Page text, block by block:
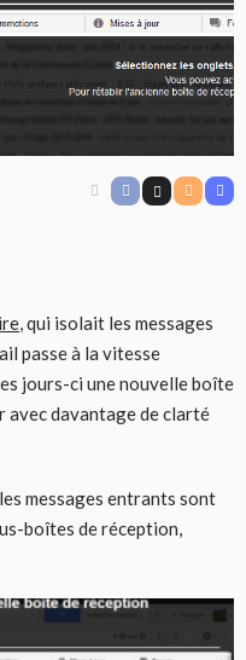
, qui isolait les messages
passe à la vitesse
jours-ci une nouvelle boîte
avec davantage de clarté
messages entrants sont
boîtes de réception,